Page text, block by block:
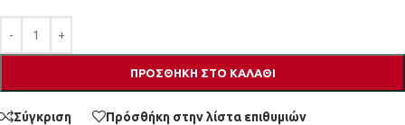
ΠΡΟΣΘΉΚΗ ΣΤΟ ΚΑΛΆΘΙ
Σύγκριση Πρόσθήκη στην λίστα επιθυμιών